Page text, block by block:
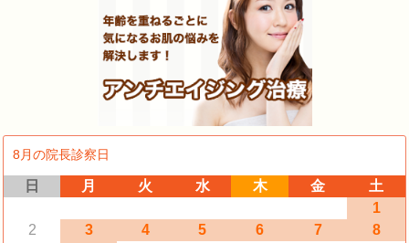
8月の院長診察日
日 月 火 水 木 金
土
1
2
3 4 5 6 7
8